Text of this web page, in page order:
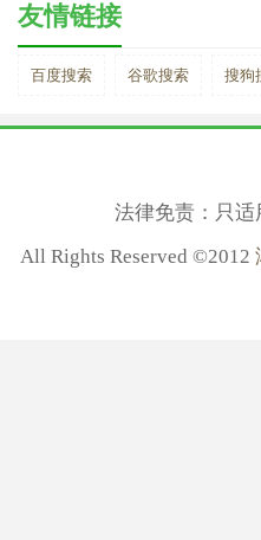
友情链接
百度搜索 谷歌搜索 搜狗
法律免责：只
All Rights Reserved ©2012